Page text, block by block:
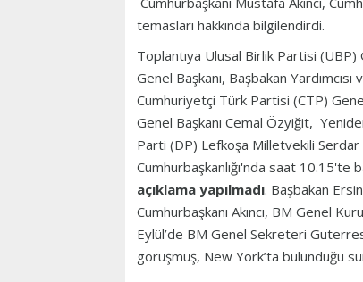
temasları hakkında bilgilendirdi.
Toplantıya Ulusal Birlik Partisi (UBP)
Genel Başkanı, Başbakan
Cumhuriyetçi Türk Partisi (CTP)
Genel Başkanı Cemal Özyiğit,
Parti (DP) Lefkoşa Milletvekili Serdar
Cumhurbaşkanlığı'nda saat 10.15'te
açıklama yapılmadı. Başbakan
Cumhurbaşkanı Akıncı, BM Genel
Eylül’de BM Genel Sekreteri
görüşmüş, New York’ta bulunduğu